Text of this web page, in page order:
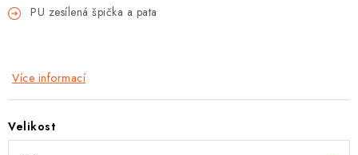
PU zesílená špička a pata
Více informací
Velikost